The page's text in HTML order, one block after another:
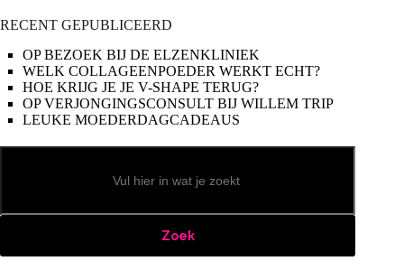
RECENT GEPUBLICEERD
OP BEZOEK BIJ DE ELZENKLINIEK
WELK COLLAGEENPOEDER WERKT ECHT?
HOE KRIJG JE JE V-SHAPE TERUG?
OP VERJONGINGSCONSULT BIJ WILLEM TRIP
LEUKE MOEDERDAGCADEAUS
Zoeken
Zoek